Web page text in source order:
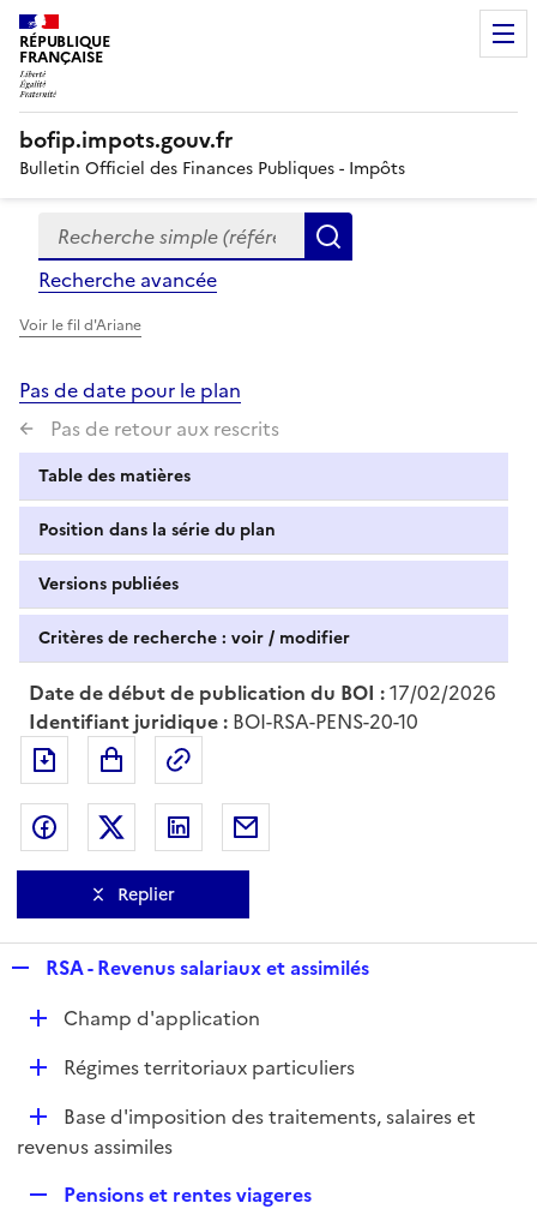
RÉPUBLIQUE
FRANÇAISE
bofip.impots.gouv.fr
Bulletin Officiel des Finances Publiques - Impôts
Formulaire
de
recherche
Recherche simple (références, mots clés, partie du
Recherche avancée
Voir le fil d'Ariane
Pas de date pour le plan
Pas de retour aux rescrits
Table des matières
Position dans la série du plan
Versions publiées
Critères de recherche : voir / modifier
Date de début de publication du BOI :17/02/2026
Identifiant juridique : BOI-RSA-PENS-20-10
Exporter le document au format pdf
Partager sur Facebook
Partager sur Twitter
Partager sur LinkedIn
Replier
p
l
i
e
r
RSA - Revenus salariaux et assimilés
D
e
Champ d'application
D
l
Régimes territoriaux particuliers
D
é
Base d'imposition des traitements, salaires et
revenus assimiles
Pensions et rentes viageres